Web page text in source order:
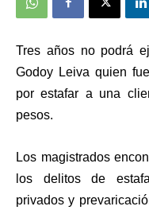
Tres años no podrá
Godoy Leiva quien
por estafar a una
pesos.
Los magistrados
los delitos de
privados y